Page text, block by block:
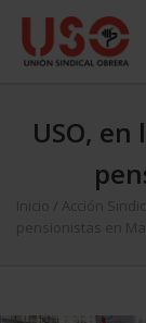
USO,
Inicio Acción
pensionistas en